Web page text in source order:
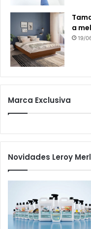
a
19/
Marca Exclusiva
Novidades Leroy